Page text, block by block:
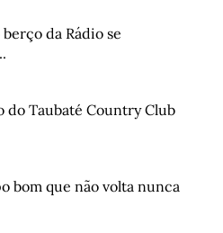
da Rádio se
do Taubaté Country Club
bom que não volta nunca